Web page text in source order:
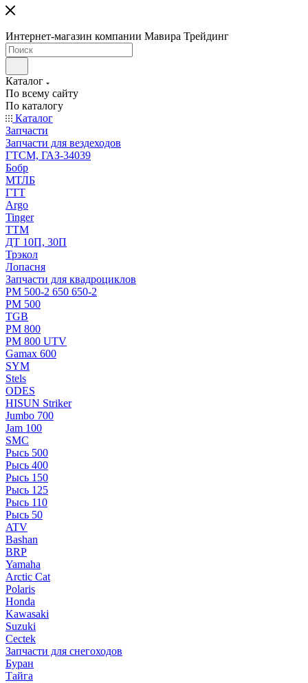
Интернет-магазин компании Мавира Трейдинг
Каталог
По всему сайту
По каталогу
Каталог
Запчасти
Запчасти для вездеходов
ГТСМ, ГАЗ-34039
Бобр
МТЛБ
ГТТ
Argo
Tinger
ТТМ
ДТ 10П, 30П
Трэкол
Лопасня
Запчасти для квадроциклов
РМ 500-2 650 650-2
РМ 500
TGB
РМ 800
РМ 800 UTV
Gamax 600
SYM
Stels
ОDЕS
HISUN Striker
Jumbo 700
Jam 100
SMC
Рысь 500
Рысь 400
Рысь 150
Рысь 125
Рысь 110
Рысь 50
ATV
Bashan
BRP
Yamaha
Arctic Cat
Polaris
Honda
Kawasaki
Suzuki
Cectek
Запчасти для снегоходов
Буран
Тайга